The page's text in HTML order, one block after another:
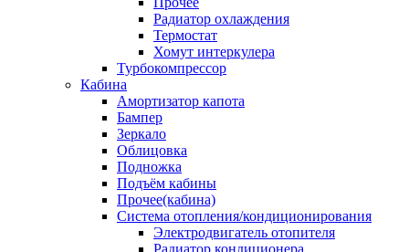
Радиатор охлаждения
Термостат
Хомут интеркулера
Турбокомпрессор
Кабина
Амортизатор капота
Бампер
Зеркало
Облицовка
Подножка
Подъём кабины
Прочее(кабина)
Система отопления/кондиционирования
Электродвигатель отопителя